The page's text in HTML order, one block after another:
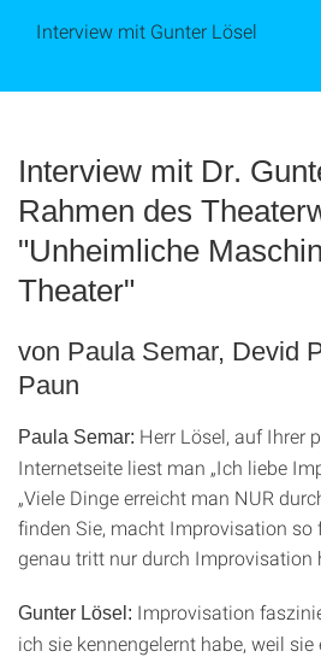
Interview mit Gunter Lösel
Interview mit Dr.
Rahmen des
"Unheimliche
Theater"
von Paula Semar, Devid
Paun
Paula Semar: Herr Lösel, auf Ihrer
Internetseite liest man „Ich liebe
„Viele Dinge erreicht man NUR
finden Sie, macht Improvisation so
genau tritt nur durch Improvisation
Gunter Lösel: Improvisation
ich sie kennengelernt habe, weil